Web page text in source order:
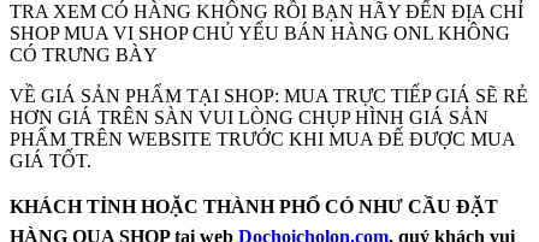
TRA XEM CÓ HÀNG KHÔNG RỒI BẠN HÃY ĐẾN ĐỊA CHỈ
SHOP MUA VI SHOP CHỦ YẾU BÁN HÀNG ONL KHÔNG
CÓ TRƯNG BÀY
VỀ GIÁ SẢN PHẨM TẠI SHOP: MUA TRỰC TIẾP GIÁ SẼ RẺ
HƠN GIÁ TRÊN SÀN VUI LÒNG CHỤP HÌNH GIÁ SẢN
PHẨM TRÊN WEBSITE TRƯỚC KHI MUA ĐẾ ĐƯỢC MUA
GIÁ TỐT.
KHÁCH TỈNH HOẶC THÀNH PHỐ CÓ NHƯ CẦU ĐẶT
HÀNG QUA SHOP tại web Dochoicholon.com, quý khách vui